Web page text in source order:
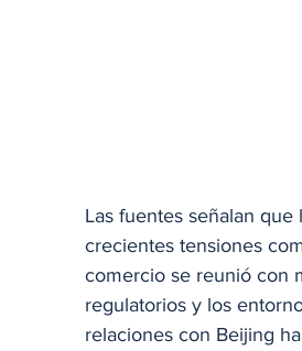
Las fuentes señalan
crecientes tensiones
comercio se reunió con
regulatorios y los
relaciones con Beijing